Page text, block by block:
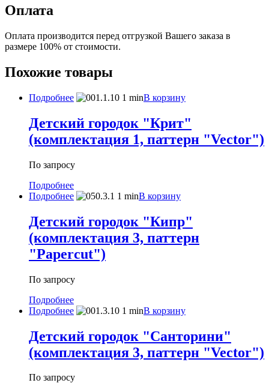
Оплата
Оплата производится перед отгрузкой Вашего заказа в
размере 100% от стоимости.
Похожие товары
Подробнее В корзину
Детский городок "Крит"
(комплектация 1, паттерн "Vector")
По запросу
Подробнее
Подробнее
В корзину
Детский городок "Кипр"
(комплектация 3, паттерн
"Papercut")
По запросу
Подробнее
Подробнее
В корзину
Детский городок "Санторини"
(комплектация 3, паттерн "Vector")
По запросу